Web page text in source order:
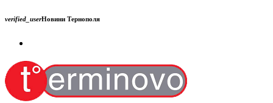
verified_userНовини Тернополя